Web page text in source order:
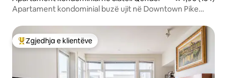
Apartament kondominial buzë ujit në Downtown Pike
Më të mirat e zgjedhjeve të klientëve
Zgjedhja e klientëve